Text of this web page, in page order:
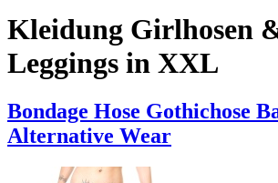
Kleidung Girlhosen
Leggings in XXL
Bondage Hose Gothichose
Alternative Wear